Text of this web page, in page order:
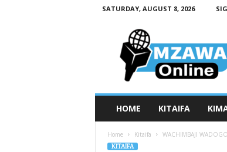
SATURDAY, AUGUST 8, 2026
HOME KITAIFA
Home Kitaifa WACHIMBAJI
KITAIFA